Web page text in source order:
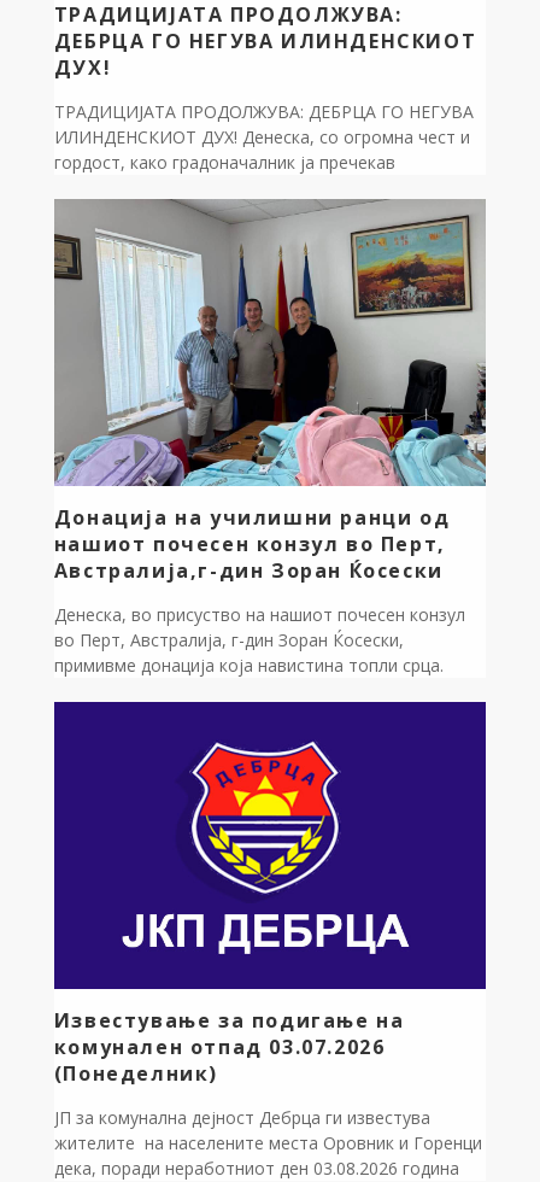
ТРАДИЦИЈАТА ПРОДОЛЖУВА:
ДЕБРЦА ГО НЕГУВА ИЛИНДЕНСКИОТ
ДУХ!
ТРАДИЦИЈАТА ПРОДОЛЖУВА: ДЕБРЦА ГО НЕГУВА
ИЛИНДЕНСКИОТ ДУХ! Денеска, со огромна чест и
гордост, како градоначалник ја пречекав
Сливово. Оттука, заедно со коњаниците
продолживме кон селото Лактиње. Во знак на
длабока почит кон нашите предци и херои, кои низ
историјата се бореа за слободна Македонија,
положивме свежо цвеќе на спомен-обележјата. […]
Донација на училишни ранци од
нашиот почесен конзул во Перт,
Австралија,г-дин Зоран Ќосески
Денеска, во присуство на нашиот почесен конзул
во Перт, Австралија, г-дин Зоран Ќосески,
примивме донација која навистина топли срца.
прибор за успешен старт на нивната најубава
животна авантура! Ова е дело на г-дин Драган
Капинков, наш иселеник по потекло од битолско
Известување за подигање на
комунален отпад 03.07.2026
(Понеделник)
ЈП за комунална дејност Дебрца ги известува
жителите на населените места Оровник и Горенци
дека, поради неработниот ден 03.08.2026 година